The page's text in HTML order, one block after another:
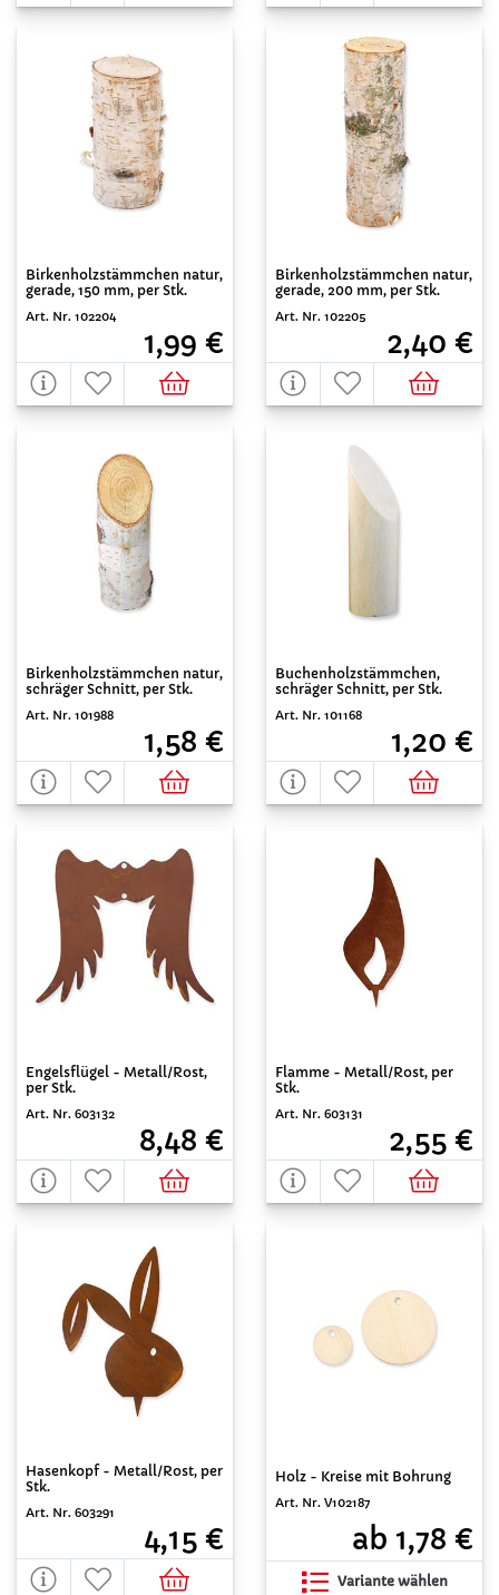
Birkenholzstämmchen natur,
gerade, 150 mm, per Stk.
Art. Nr. 102204
1,99 €
Birkenholzstämmchen natur,
gerade, 200 mm, per Stk.
Art. Nr. 102205
2,40 €
Birkenholzstämmchen natur,
schräger Schnitt, per Stk.
Art. Nr. 101988
1,58 €
Buchenholzstämmchen,
schräger Schnitt, per Stk.
Art. Nr. 101168
1,20 €
Engelsflügel - Metall/Rost,
per Stk.
Art. Nr. 603132
8,48 €
Flamme - Metall/Rost, per
Stk.
Art. Nr. 603131
2,55 €
Hasenkopf - Metall/Rost, per
Stk.
Art. Nr. 603291
4,15 €
Holz - Kreise mit Bohrung
Art. Nr. V102187
ab 1,78 €
Variante wählen